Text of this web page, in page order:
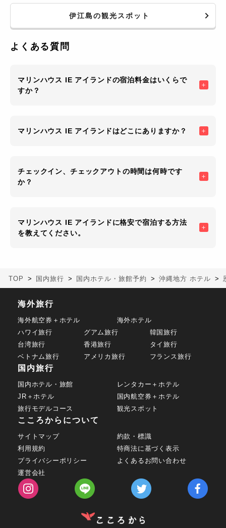
伊江島の観光スポット
よくある質問
マリンハウス IE アイランドの宿泊料金はいくらで
すか？
マリンハウス IE アイランドはどこにありますか？
チェックイン、チェックアウトの時間は何時です
か？
マリンハウス IE アイランドに格安で宿泊する方法
を教えてください。
TOP 国内旅行 国内ホテル・旅館予約 沖縄地方 ホテル
海外旅行
海外航空券＋ホテル
海外ホテル
ハワイ旅行
グアム旅行
韓国旅行
台湾旅行
香港旅行
タイ旅行
ベトナム旅行
アメリカ旅行 フランス旅行
国内旅行
国内ホテル・旅館
レンタカー＋ホテル
JR＋ホテル
国内航空券＋ホテル
旅行モデルコース
観光スポット
こころからについて
サイトマップ
約款・標識
利用規約
特商法に基づく表示
プライバシーポリシー
よくあるお問い合わせ
運営会社